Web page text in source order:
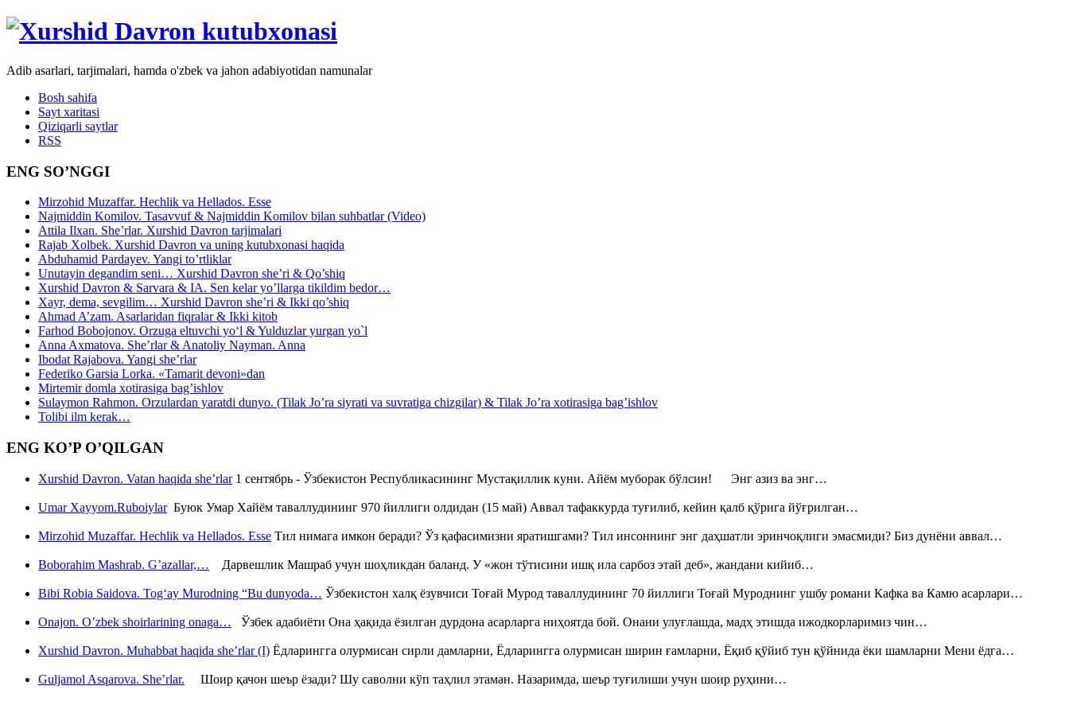
Adib asarlari, tarjimalari, hamda o'zbek va jahon adabiyotidan namunalar
Bosh sahifa
Sayt xaritasi
Qiziqarli saytlar
RSS
ENG SO’NGGI
Mirzohid Muzaffar. Hechlik va Hellados. Esse
Najmiddin Komilov. Tasavvuf & Najmiddin Komilov bilan suhbatlar (Video)
Attila Ilxan. She’rlar. Xurshid Davron tarjimalari
Rajab Xolbek. Xurshid Davron va uning kutubxonasi haqida
Abduhamid Pardayev. Yangi to’rtliklar
Unutayin degandim seni… Xurshid Davron she’ri & Qo’shiq
Xurshid Davron & Sarvara & IA. Sen kelar yo’llarga tikildim bedor…
Xayr, dema, sevgilim… Xurshid Davron she’ri & Ikki qo’shiq
Ahmad A’zam. Asarlaridan fiqralar & Ikki kitob
Farhod Bobojonov. Orzuga eltuvchi yo‘l & Yulduzlar yurgan yo`l
Anna Axmatova. She’rlar & Anatoliy Nayman. Anna
Ibodat Rajabova. Yangi she’rlar
Federiko Garsia Lorka. «Tamarit devoni»dan
Mirtemir domla xotirasiga bag’ishlov
Sulaymon Rahmon. Orzulardan yaratdi dunyo. (Tilak Jo’ra siyrati va suvratiga chizgilar) & Tilak Jo’ra xotirasiga bag’ishlov
Tolibi ilm kerak…
ENG KO’P O’QILGAN
Xurshid Davron. Vatan haqida she’rlar1 сентябрь - Ўзбекистон Республикасининг Мустақиллик куни. Айём муборак бўлсин! Энг азиз ва энг…
Umar Xayyom.RuboiylarБуюк Умар Хайём таваллудининг 970 йиллиги олдидан (15 май) Аввал тафаккурда туғилиб, кейин қалб қўрига йўғрилган…
Mirzohid Muzaffar. Hechlik va Hellados. Esse Тил нимага имкон беради? Ўз қафасимизни яратишгами? Тил инсоннинг энг даҳшатли эринчоқлиги эмасмиди? Биз дунёни аввал…
Boborahim Mashrab. G’azallar,… Дарвешлик Машраб учун шоҳликдан баланд. У «жон тўтисини ишқ ила сарбоз этай деб», жандани кийиб…
Bibi Robia Saidova. Tog‘ay Murodning “Bu dunyoda… Ўзбекистон халқ ёзувчиси Тоғай Мурод таваллудининг 70 йиллиги Тоғай Муроднинг ушбу романи Кафка ва Камю асарлари…
Onajon. O’zbek shoirlarining onaga… Ўзбек адабиёти Она ҳақида ёзилган дурдона асарларга ниҳоятда бой. Онани улуғлашда, мадҳ этишда ижодкорларимиз чин…
Xurshid Davron. Muhabbat haqida she’rlar (I) Ёдларингга олурмисан сирли дамларни, Ёдларингга олурмисан ширин ғамларни, Ёқиб қўйиб тун қўйнида ёки шамларни Мени ёдга…
Guljamol Asqarova. She’rlar. Шоир қачон шеър ёзади? Шу саволни кўп таҳлил этаман. Назаримда, шеър туғилиши учун шоир руҳини…